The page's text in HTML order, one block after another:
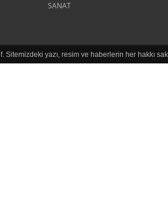
SANAT
yazı, resim ve haberlerin her hakkı